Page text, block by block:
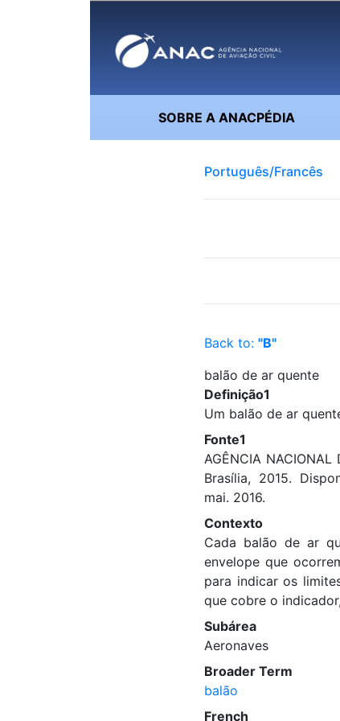
SOBRE A ANACPÉDIA
Português/Francês
Back to: "B"
balão de ar quente
Definição1
Um balão de ar
Fonte1
AGÊNCIA
Brasília, 2015.
mai. 2016.
Contexto
Cada balão de ar
envelope que
para indicar os
que cobre o
Subárea
Aeronaves
Broader Term
balão
French